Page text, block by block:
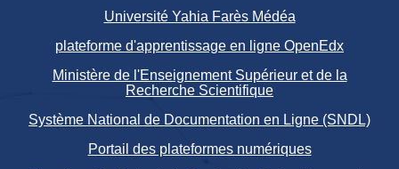
Université Yahia Farès Médéa
plateforme d'apprentissage en ligne OpenEdx
Ministère de l'Enseignement Supérieur et de la
Recherche Scientifique
Système National de Documentation en Ligne (SNDL)
Portail des plateformes numériques